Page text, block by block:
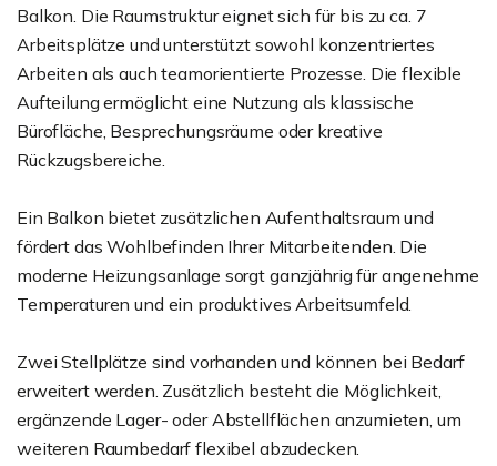
Balkon. Die Raumstruktur eignet sich für bis zu ca. 7
Arbeitsplätze und unterstützt sowohl konzentriertes
Arbeiten als auch teamorientierte Prozesse. Die flexible
Aufteilung ermöglicht eine Nutzung als klassische
Bürofläche, Besprechungsräume oder kreative
Rückzugsbereiche.
Ein Balkon bietet zusätzlichen Aufenthaltsraum und
fördert das Wohlbefinden Ihrer Mitarbeitenden. Die
moderne Heizungsanlage sorgt ganzjährig für angenehme
Temperaturen und ein produktives Arbeitsumfeld.
Zwei Stellplätze sind vorhanden und können bei Bedarf
erweitert werden. Zusätzlich besteht die Möglichkeit,
ergänzende Lager- oder Abstellflächen anzumieten, um
weiteren Raumbedarf flexibel abzudecken.